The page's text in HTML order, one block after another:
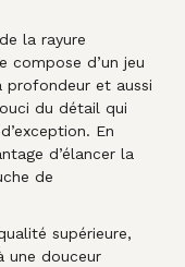
la rayure
compose d’un jeu
profondeur et aussi
du détail qui
En
d’élancer la
de
supérieure,
une douceur